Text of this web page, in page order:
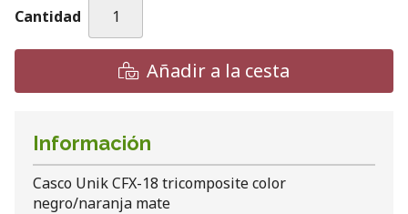
Cantidad
Añadir a la cesta
Información
Casco Unik CFX-18 tricomposite color
negro/naranja mate